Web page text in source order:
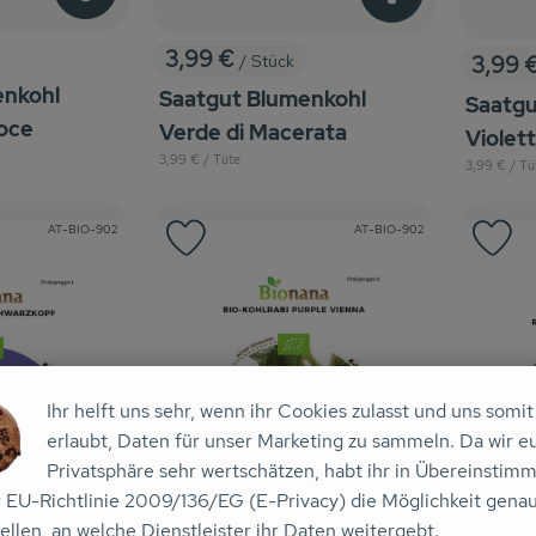
, Preis:
3,99 € / Stück
Saatgut Blumenkohl
Verde di Macerata
, Referenzpreis:
3,99 € / Tüte
, Preis:
3,99
,3,99 € /
, Kontrollstelle:
AT-BIO-902
hinzufügen
, Kontrollstelle:
AT-BIO-902
Produkt zu Favouriten hinzufügen
Ihr helft uns sehr, wenn ihr Cookies zulasst und uns somit
erlaubt, Daten für unser Marketing zu sammeln. Da wir
Privatsphäre sehr wertschätzen, habt ihr in
EU-Richtlinie 2009/136/EG (E-Privacy) die Möglichkeit genau
an welche Dienstleister ihr Daten weitergebt.